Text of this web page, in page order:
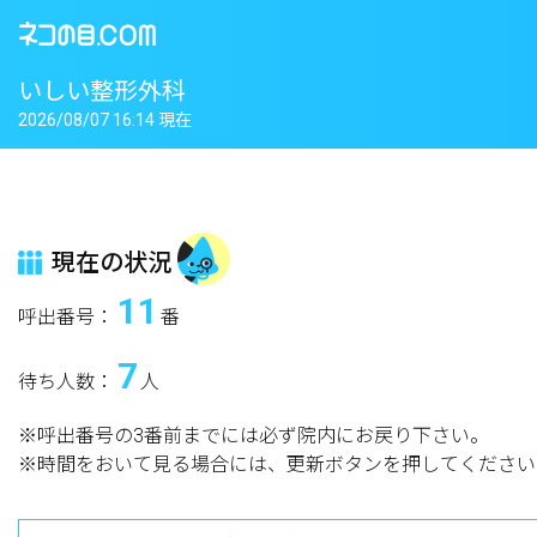
いしい整形外科
2026/08/07 16:14 現在
現在の状況
呼出番号： 11 番
待ち人数： 7 人
※呼出番号の3番前までには必ず院内にお戻り下さい。
※時間をおいて見る場合には、更新ボタンを押してくださ